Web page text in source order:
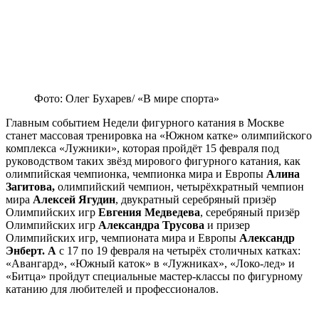
Фото: Олег Бухарев/ «В мире спорта»
Главным событием Недели фигурного катания в Москве
станет массовая тренировка на «Южном катке» олимпийского
комплекса «Лужники», которая пройдёт 15 февраля под
руководством таких звёзд мирового фигурного катания, как
олимпийская чемпионка, чемпионка мира и Европы Алина
Загитова, олимпийский чемпион, четырёхкратный чемпион
мира Алексей Ягудин, двукратный серебряный призёр
Олимпийских игр Евгения Медведева, серебряный призёр
Олимпийских игр Александра Трусова и призер
Олимпийских игр, чемпионата мира и Европы Александр
Энберт. А с 17 по 19 февраля на четырёх столичных катках:
«Авангард», «Южный каток» в «Лужниках», «Локо-лед» и
«Битца» пройдут специальные мастер-классы по фигурному
катанию для любителей и профессионалов.